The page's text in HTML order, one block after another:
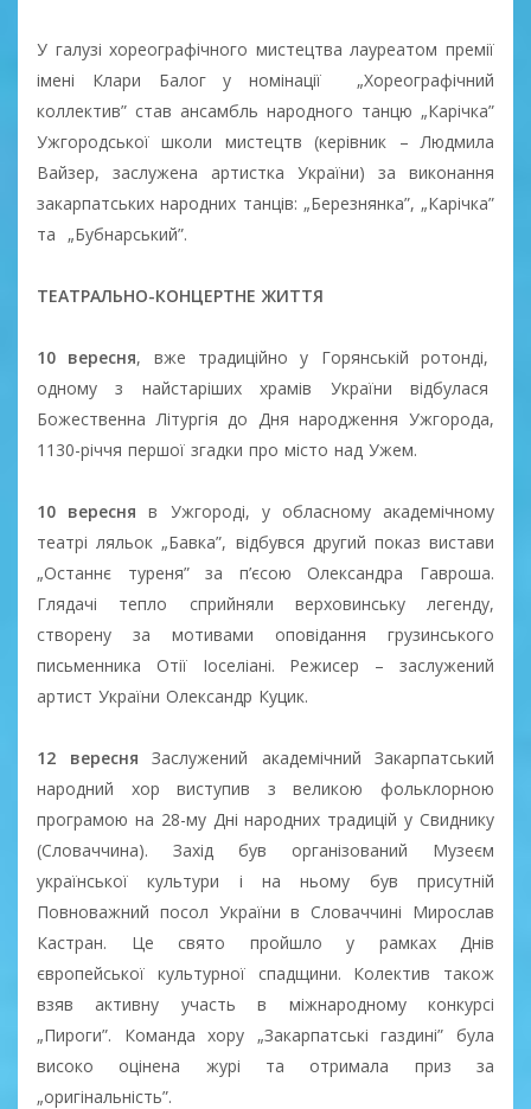
У галузі хореографічного мистецтва лауреатом премії
імені Клари Балог у номінації „Хореографічний
коллектив” став ансамбль народного танцю „Карічка”
Ужгородської школи мистецтв (керівник – Людмила
Вайзер, заслужена артистка України) за виконання
закарпатських народних танців: „Березнянка”, „Карічка”
та „Бубнарський”.
ТЕАТРАЛЬНО-КОНЦЕРТНЕ ЖИТТЯ
10 вересня, вже традиційно у Горянській ротонді,
одному з найстаріших храмів України відбулася
Божественна Літургія до Дня народження Ужгорода,
1130-річчя першої згадки про місто над Ужем.
10 вересня в Ужгороді, у обласному академічному
театрі ляльок „Бавка”, відбувся другий показ вистави
„Останнє туреня” за п’єсою Олександра Гавроша.
Глядачі тепло сприйняли верховинську легенду,
створену за мотивами оповідання грузинського
письменника Отії Іоселіані. Режисер – заслужений
артист України Олександр Куцик.
12 вересня Заслужений академічний Закарпатський
народний хор виступив з великою фольклорною
програмою на 28-му Дні народних традицій у Свиднику
(Словаччина). Захід був організований Музеєм
української культури і на ньому був присутній
Повноважний посол України в Словаччині Мирослав
Кастран. Це свято пройшло у рамках Днів
європейської культурної спадщини. Колектив також
взяв активну участь в міжнародному конкурсі
„Пироги”. Команда хору „Закарпатські газдині” була
високо оцінена журі та отримала приз за
„оригінальність”.